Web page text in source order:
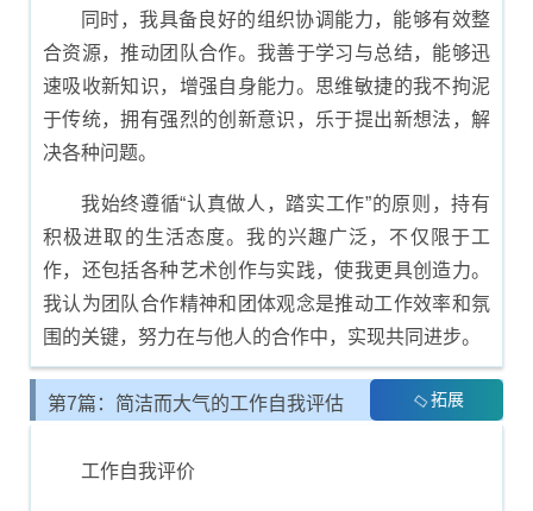
同时，我具备良好的组织协调能力，能够有效整
合资源，推动团队合作。我善于学习与总结，能够迅
速吸收新知识，增强自身能力。思维敏捷的我不拘泥
于传统，拥有强烈的创新意识，乐于提出新想法，解
决各种问题。
我始终遵循“认真做人，踏实工作”的原则，持有
积极进取的生活态度。我的兴趣广泛，不仅限于工
作，还包括各种艺术创作与实践，使我更具创造力。
我认为团队合作精神和团体观念是推动工作效率和氛
围的关键，努力在与他人的合作中，实现共同进步。
第7篇：简洁而大气的工作自我评估 拓展
工作自我评价